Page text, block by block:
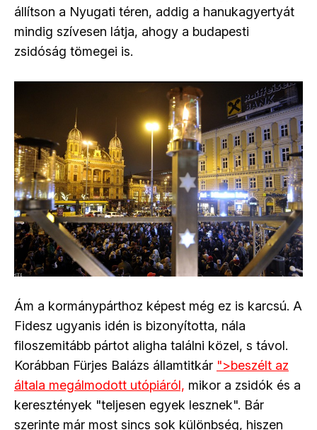
állítson a Nyugati téren, addig a hanukagyertyát
mindig szívesen látja, ahogy a budapesti
zsidóság tömegei is.
Ám a kormánypárthoz képest még ez is karcsú. A
Fidesz ugyanis idén is bizonyította, nála
filoszemitább pártot aligha találni közel, s távol.
Korábban Fürjes Balázs államtitkár ">beszélt az
általa megálmodott utópiáról, mikor a zsidók és a
keresztények "teljesen egyek lesznek". Bár
szerinte már most sincs sok különbség, hiszen